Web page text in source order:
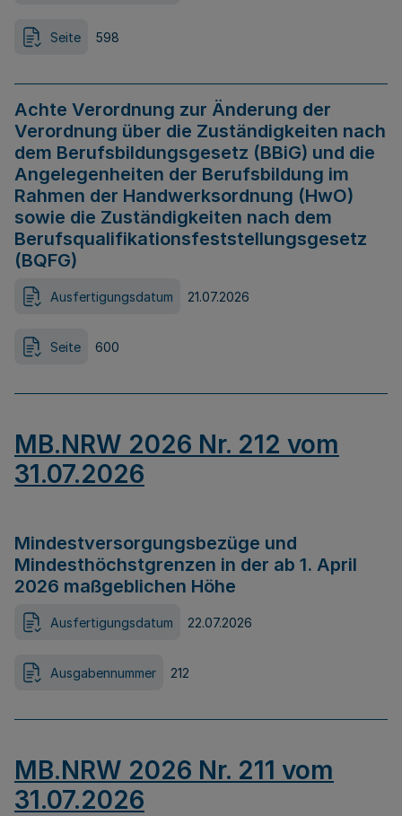
Seite 598
Achte Verordnung zur Änderung der
Verordnung über die Zuständigkeiten nach
dem Berufsbildungsgesetz (BBiG) und die
Angelegenheiten der Berufsbildung im
Rahmen der Handwerksordnung (HwO)
sowie die Zuständigkeiten nach dem
Berufsqualifikationsfeststellungsgesetz
(BQFG)
Ausfertigungsdatum 21.07.2026
Seite 600
MB.NRW 2026 Nr. 212 vom
31.07.2026
Mindestversorgungsbezüge und
Mindesthöchstgrenzen in der ab 1. April
2026 maßgeblichen Höhe
Ausfertigungsdatum 22.07.2026
Ausgabennummer 212
MB.NRW 2026 Nr. 211 vom
31.07.2026